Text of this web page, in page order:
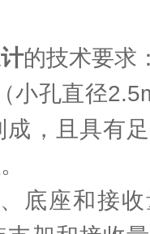
的技术要求
孔直径
，且具有
座和接收